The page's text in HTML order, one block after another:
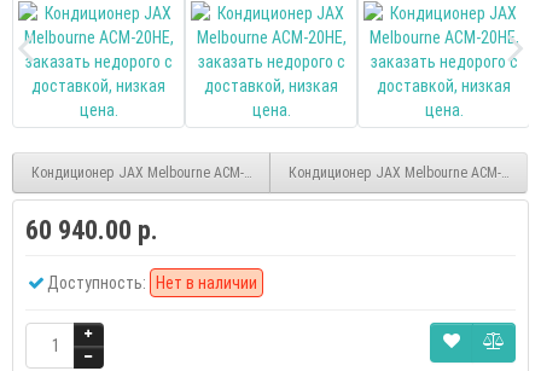
Кондиционер JAX Melbourne ACM-38HE Кондиционер JAX Melbourne ACM-26HE
60 940.00 р.
Доступность: Нет в наличии